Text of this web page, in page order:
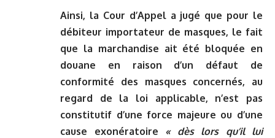
Ainsi, la Cour d’Appel a jugé que pour le
débiteur importateur de masques, le fait
que la marchandise ait été bloquée en
douane en raison d’un défaut de
conformité des masques concernés, au
regard de la loi applicable, n’est pas
constitutif d’une force majeure ou d’une
cause exonératoire « dès lors qu’il lui